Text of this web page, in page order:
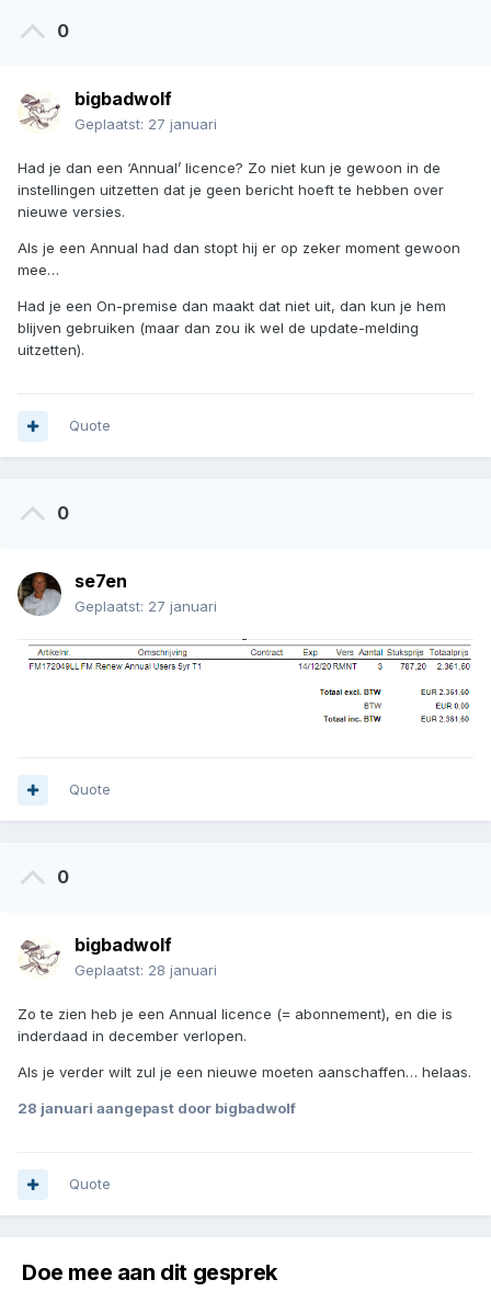
0
bigbadwolf
Geplaatst: 27 januari
Had je dan een ‘Annual’ licence? Zo niet kun je gewoon in de
instellingen uitzetten dat je geen bericht hoeft te hebben over
nieuwe versies.
Als je een Annual had dan stopt hij er op zeker moment gewoon
mee…
Had je een On-premise dan maakt dat niet uit, dan kun je hem
blijven gebruiken (maar dan zou ik wel de update-melding
uitzetten).
Quote
0
se7en
Geplaatst: 27 januari
Quote
0
bigbadwolf
Geplaatst: 28 januari
Zo te zien heb je een Annual licence (= abonnement), en die is
inderdaad in december verlopen.
Als je verder wilt zul je een nieuwe moeten aanschaffen… helaas.
28 januari aangepast door bigbadwolf
Quote
Doe mee aan dit gesprek